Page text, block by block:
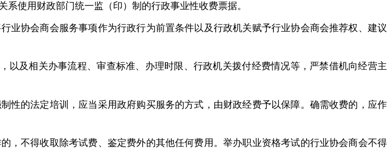
使用财政部门统一监（印）制的行政事业性收费票据。
业协会商会服务事项作为行政行为前置条件以及行政机关赋予行业协会商会推荐权、建议
以及相关办事流程、审查标准、办理时限、行政机关拨付经费情况等，严禁借机向经营主
性的法定培训，应当采用政府购买服务的方式，由财政经费予以保障。确需收费的，应作
，不得收取除考试费、鉴定费外的其他任何费用。举办职业资格考试的行业协会商会不得